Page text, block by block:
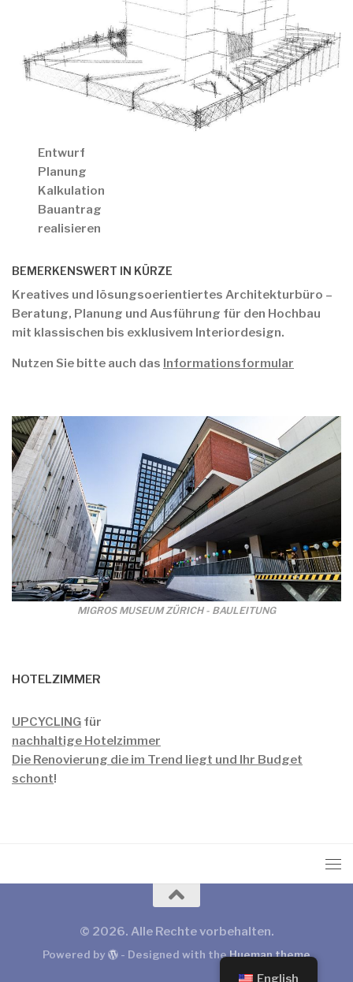
Entwurf
Planung
Kalkulation
Bauantrag
realisieren
BEMERKENSWERT IN KÜRZE
Kreatives und lösungsoerientiertes Architekturbüro –
Beratung, Planung und Ausführung für den Hochbau
mit klassischen bis exklusivem Interiordesign.
Nutzen Sie bitte auch das Informationsformular
MIGROS MUSEUM ZÜRICH - BAULEITUNG
HOTELZIMMER
UPCYCLING für
nachhaltige Hotelzimmer
Die Renovierung die im Trend liegt und Ihr Budget
schont!
© 2026. Alle Rechte vorbehalten.
Powered by - Designed with theHueman theme
English